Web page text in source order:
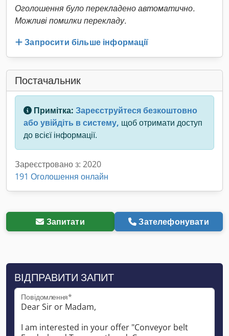
Оголошення було перекладено автоматично.
Можливі помилки перекладу.
Запросити більше інформації
Постачальник
Примітка: Зареєструйтеся безкоштовно
або увійдіть в систему, щоб отримати доступ
до всієї інформації.
Зареєстровано з: 2020
191 Оголошення онлайн
Запитати Зателефонувати
ВІДПРАВИТИ ЗАПИТ
Повідомлення*